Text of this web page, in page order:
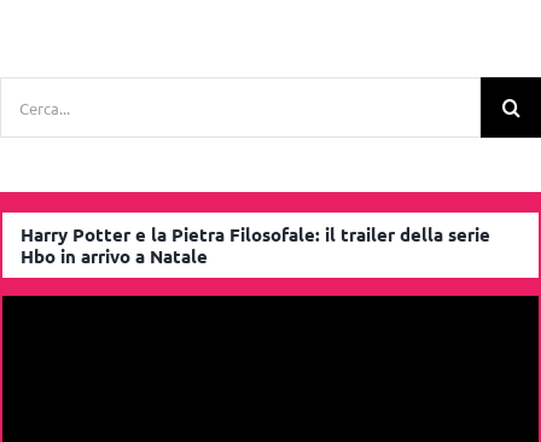
Harry Potter e la Pietra Filosofale: il trailer della serie
Hbo in arrivo a Natale